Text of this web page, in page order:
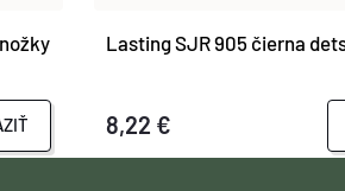
Lasting SJR 905 čierna
8,22 €